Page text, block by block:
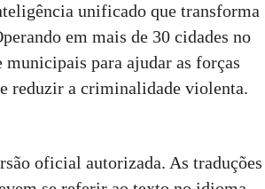
unificado que transforma
em mais de 30 cidades no
para ajudar as forças
reduzir a criminalidade violenta.
oficial autorizada. As traduções